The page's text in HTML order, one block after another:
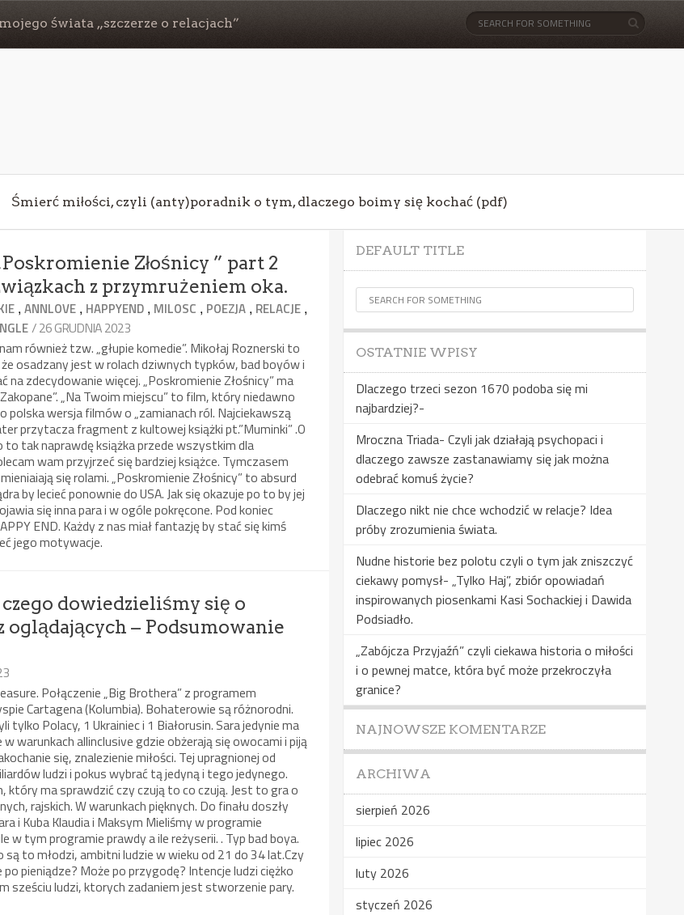
świata „szczerze o relacjach”
Śmierć miłości, czyli (anty)poradnik o tym, dlaczego boimy się kochać (pdf)
Złośnicy ” part 2
z przymrużeniem oka.
,ANNLOVE , HAPPYEND , MILOSC , POEZJA , RELACJE ,
/ 26 GRUDNIA 2023
również tzw. „głupie komedie”. Mikołaj Roznerski to
osadzany jest w rolach dziwnych typków, bad boyów i
zdecydowanie więcej. „Poskromienie Złośnicy” ma
„Na Twoim miejscu” to film, który niedawno
wersja filmów o „zamianach ról. Najciekawszą
przytacza fragment z kultowej książki pt.”Muminki” .O
to tak naprawdę książka przede wszystkim dla
wam przyjrzeć się bardziej książce. Tymczasem
się rolami. „Poskromienie Złośnicy” to absurd
by lecieć ponownie do USA. Jak się okazuje po to by jej
się inna para i w ogóle pokręcone. Pod koniec
END. Każdy z nas miał fantazję by stać się kimś
jego motywacje.
dowiedzieliśmy się o
oglądających – Podsumowanie
Połączenie „Big Brothera” z programem
Cartagena (Kolumbia). Bohaterowie są różnorodni.
Polacy, 1 Ukrainiec i 1 Białorusin. Sara jedynie ma
warunkach allinclusive gdzie obżerają się owocami i piją
się, znalezienie miłości. Tej upragnionej od
ludzi i pokus wybrać tą jedyną i tego jedynego.
który ma sprawdzić czy czują to co czują. Jest to gra o
rajskich. W warunkach pięknych. Do finału doszły
i Kuba Klaudia i Maksym Mieliśmy w programie
w tym programie prawdy a ile reżyserii. . Typ bad boya.
to młodzi, ambitni ludzie w wieku od 21 do 34 lat.Czy
pieniądze? Może po przygodę? Intencje ludzi ciężko
sześciu ludzi, ktorych zadaniem jest stworzenie pary.
DEFAULT TITLE
OSTATNIE WPISY
Dlaczego trzeci sezon 1670 podoba się mi
najbardziej?-
Mroczna Triada- Czyli jak działają psychopaci i
dlaczego zawsze zastanawiamy się jak można
odebrać komuś życie?
Dlaczego nikt nie chce wchodzić w relacje? Idea
próby zrozumienia świata.
Nudne historie bez polotu czyli o tym jak zniszczyć
ciekawy pomysł- „Tylko Haj”, zbiór opowiadań
inspirowanych piosenkami Kasi Sochackiej i Dawida
Podsiadło.
„Zabójcza Przyjaźń” czyli ciekawa historia o miłości
i o pewnej matce, która być może przekroczyła
granice?
NAJNOWSZE KOMENTARZE
ARCHIWA
sierpień 2026
lipiec 2026
luty 2026
styczeń 2026